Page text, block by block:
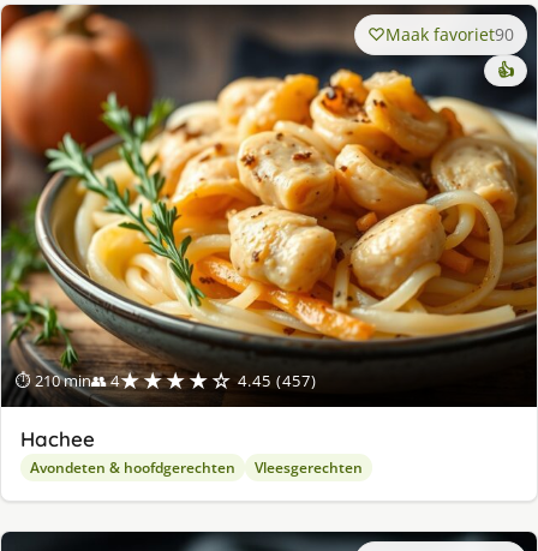
⏱ 210 min👥 4★★★★☆ 4.45 (457)
Maak favoriet90
👍
Hachee
Avondeten & hoofdgerechten Vleesgerechten